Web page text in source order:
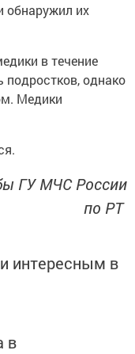
обнаружил их
в течение
однако
Медики
ГУ МЧС России
по РТ
интересным в
в